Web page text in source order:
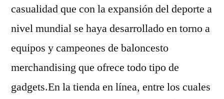
casualidad que con la expansión del deporte a
nivel mundial se haya desarrollado en torno a
equipos y campeones de baloncesto
merchandising que ofrece todo tipo de
gadgets.En la tienda en línea, entre los cuales